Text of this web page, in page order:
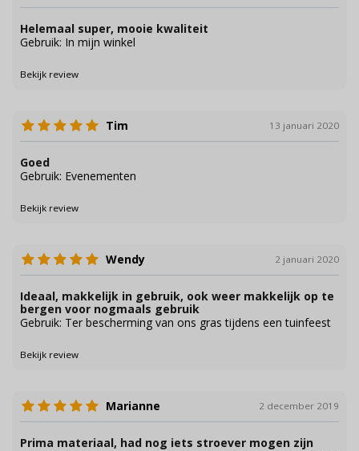
Helemaal super, mooie kwaliteit
Gebruik: In mijn winkel
Bekijk review
Tim 13 januari 2020
Goed
Gebruik: Evenementen
Bekijk review
Wendy 2 januari 2020
Ideaal, makkelijk in gebruik, ook weer makkelijk op te
bergen voor nogmaals gebruik
Gebruik: Ter bescherming van ons gras tijdens een tuinfeest
Bekijk review
Marianne 2 december 2019
Prima materiaal, had nog iets stroever mogen zijn